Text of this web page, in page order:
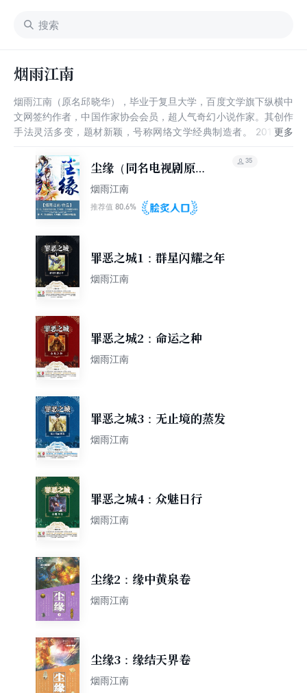
烟雨江南
烟雨江南（原名邱晓华），毕业于复旦大学，百度文学旗下纵横中
文网签约作者，中国作家协会会员，超人气奇幻小说作家。其创作
手法灵活多变，题材新颖，号称网络文学经典制造者。 2017年2
届“橙瓜网络文学奖”十二主神。
尘缘（同名电视剧原
著）
烟雨江南
推荐值 80.6%
35
罪恶之城1：群星闪耀之年
烟雨江南
罪恶之城2：命运之种
烟雨江南
罪恶之城3：无止境的蒸发
烟雨江南
罪恶之城4：众魅日行
烟雨江南
尘缘2：缘中黄泉卷
烟雨江南
尘缘3：缘结天界卷
烟雨江南